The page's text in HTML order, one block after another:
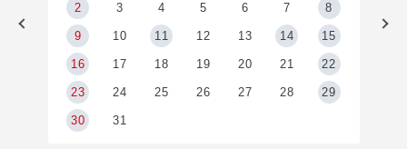
2 3 4 5 6 7 8
9 10 11 12 13 14 15
16 17 18 19 20 21 22
23 24 25 26 27 28 29
30 31